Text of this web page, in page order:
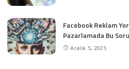
Facebook Reklam
Pazarlamada Bu
Aralık 5, 2025